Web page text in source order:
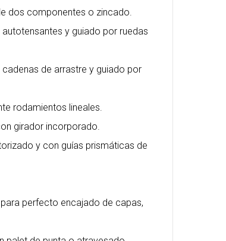
dos componentes o zincado.
y guiado por ruedas
de arrastre y guiado por
rodamientos lineales.
girador incorporado.
y con guías prismáticas de
perfecto encajado de capas,